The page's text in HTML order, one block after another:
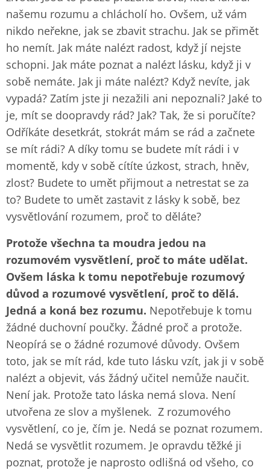
našemu rozumu a chlácholí ho. Ovšem, už vám
nikdo neřekne, jak se zbavit strachu. Jak se přimět
ho nemít. Jak máte nalézt radost, když jí nejste
schopni. Jak máte poznat a nalézt lásku, když ji v
sobě nemáte. Jak ji máte nalézt? Když nevíte, jak
vypadá? Zatím jste ji nezažili ani nepoznali? Jaké to
je, mít se doopravdy rád? Jak? Tak, že si poručíte?
Odříkáte desetkrát, stokrát mám se rád a začnete
se mít rádi? A díky tomu se budete mít rádi i v
momentě, kdy v sobě cítíte úzkost, strach, hněv,
zlost? Budete to umět přijmout a netrestat se za
to? Budete to umět zastavit z lásky k sobě, bez
vysvětlování rozumem, proč to děláte?
Protože všechna ta moudra jedou na
rozumovém vysvětlení, proč to máte udělat.
Ovšem láska k tomu nepotřebuje rozumový
důvod a rozumové vysvětlení, proč to dělá.
Jedná a koná bez rozumu. Nepotřebuje k tomu
žádné duchovní poučky. Žádné proč a protože.
Neopírá se o žádné rozumové důvody. Ovšem
toto, jak se mít rád, kde tuto lásku vzít, jak ji v sobě
nalézt a objevit, vás žádný učitel nemůže naučit.
Není jak. Protože tato láska nemá slova. Není
utvořena ze slov a myšlenek. Z rozumového
vysvětlení, co je, čím je. Nedá se poznat rozumem.
Nedá se vysvětlit rozumem. Je opravdu těžké ji
poznat, protože je naprosto odlišná od všeho, co